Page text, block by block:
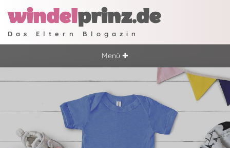
windelprinz.de
Das Eltern Blogazin
Menü ✚